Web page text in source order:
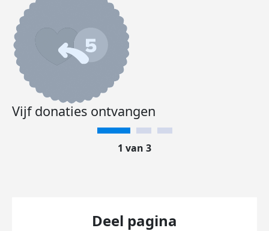
Vijf donaties ontvangen
1 van 3
Deel pagina